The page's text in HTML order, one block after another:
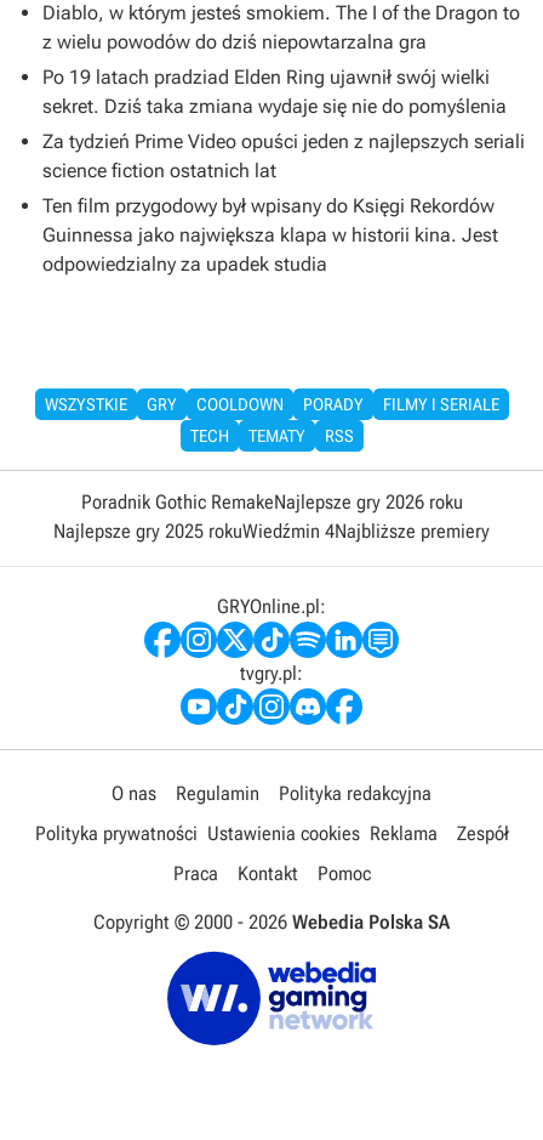
Diablo, w którym jesteś smokiem. The I of the Dragon to
z wielu powodów do dziś niepowtarzalna gra
Po 19 latach pradziad Elden Ring ujawnił swój wielki
sekret. Dziś taka zmiana wydaje się nie do pomyślenia
Za tydzień Prime Video opuści jeden z najlepszych seriali
science fiction ostatnich lat
Ten film przygodowy był wpisany do Księgi Rekordów
Guinnessa jako największa klapa w historii kina. Jest
odpowiedzialny za upadek studia
WSZYSTKIE GRY COOLDOWN PORADY
FILMY I SERIALE
TECH
TEMATY RSS
Poradnik Gothic RemakeNajlepsze gry 2026 roku
Najlepsze gry 2025 rokuWiedźmin 4Najbliższe premiery
GRYOnline.pl:
tvgry.pl:
O nas Regulamin
Polityka redakcyjna
Polityka prywatności Ustawienia cookies Reklama
Zespół
Praca
Kontakt Pomoc
Copyright © 2000 - 2026 Webedia Polska SA